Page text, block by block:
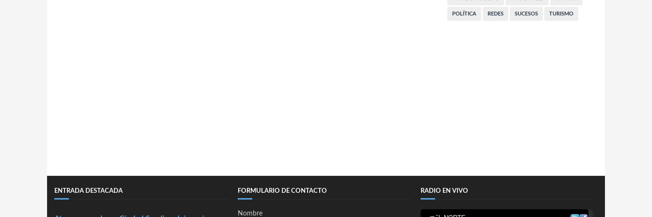
POLÍTICA REDES SUCESOS TURISMO
ENTRADA DESTACADA FORMULARIO DE CONTACTO
Nombre
RADIO EN VIVO